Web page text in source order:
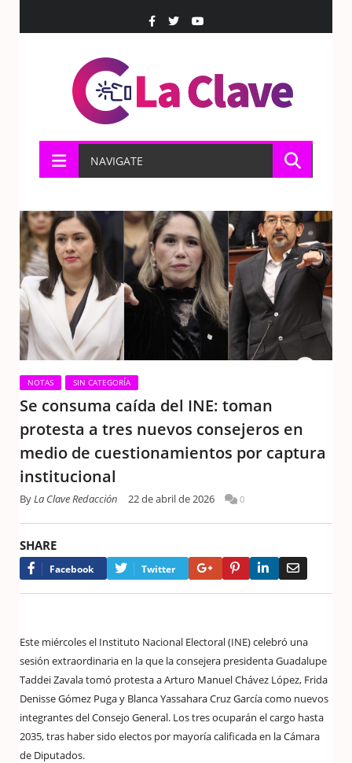
NAVIGATE
NOTAS SIN CATEGORÍA
Se consuma caída del INE: toman
protesta a tres nuevos consejeros en
medio de cuestionamientos por captura
institucional
ByLa Clave Redacción 22 de abril de 2026 0
SHARE
Facebook Twitter Google+PinterestLinkedIn
Este miércoles el Instituto Nacional Electoral (INE) celebró una
sesión extraordinaria en la que la consejera presidenta Guadalupe
Taddei Zavala tomó protesta a Arturo Manuel Chávez López, Frida
Denisse Gómez Puga y Blanca Yassahara Cruz García como nuevos
integrantes del Consejo General. Los tres ocuparán el cargo hasta
2035, tras haber sido electos por mayoría calificada en la Cámara
de Diputados.